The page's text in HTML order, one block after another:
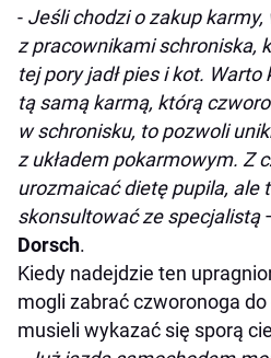
- Jeśli chodzi o zakup
z pracownikami schroniska,
tej pory jadł pies i kot.
tą samą karmą, którą
w schronisku, to pozwoli
z układem pokarmowym. Z
urozmaicać dietę pupila, ale
skonsultować ze specjalistą
Dorsch.
Kiedy nadejdzie ten
mogli zabrać czworonoga
musieli wykazać się sporą